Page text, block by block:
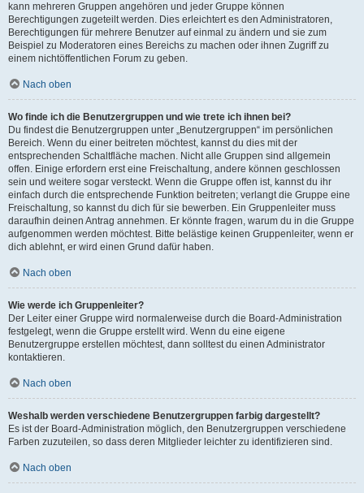
kann mehreren Gruppen angehören und jeder Gruppe können
Berechtigungen zugeteilt werden. Dies erleichtert es den Administratoren,
Berechtigungen für mehrere Benutzer auf einmal zu ändern und sie zum
Beispiel zu Moderatoren eines Bereichs zu machen oder ihnen Zugriff zu
einem nichtöffentlichen Forum zu geben.
Nach oben
Wo finde ich die Benutzergruppen und wie trete ich ihnen bei?
Du findest die Benutzergruppen unter „Benutzergruppen“ im persönlichen
Bereich. Wenn du einer beitreten möchtest, kannst du dies mit der
entsprechenden Schaltfläche machen. Nicht alle Gruppen sind allgemein
offen. Einige erfordern erst eine Freischaltung, andere können geschlossen
sein und weitere sogar versteckt. Wenn die Gruppe offen ist, kannst du ihr
einfach durch die entsprechende Funktion beitreten; verlangt die Gruppe eine
Freischaltung, so kannst du dich für sie bewerben. Ein Gruppenleiter muss
daraufhin deinen Antrag annehmen. Er könnte fragen, warum du in die Gruppe
aufgenommen werden möchtest. Bitte belästige keinen Gruppenleiter, wenn er
dich ablehnt, er wird einen Grund dafür haben.
Nach oben
Wie werde ich Gruppenleiter?
Der Leiter einer Gruppe wird normalerweise durch die Board-Administration
festgelegt, wenn die Gruppe erstellt wird. Wenn du eine eigene
Benutzergruppe erstellen möchtest, dann solltest du einen Administrator
kontaktieren.
Nach oben
Weshalb werden verschiedene Benutzergruppen farbig dargestellt?
Es ist der Board-Administration möglich, den Benutzergruppen verschiedene
Farben zuzuteilen, so dass deren Mitglieder leichter zu identifizieren sind.
Nach oben